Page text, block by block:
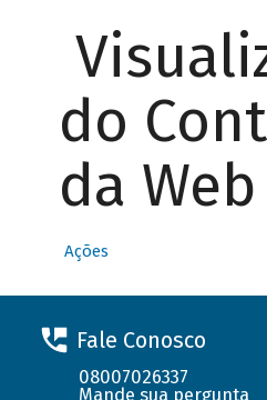
do
da Web
Ações
Fale Conosco
08007026337
Mande sua pergunta